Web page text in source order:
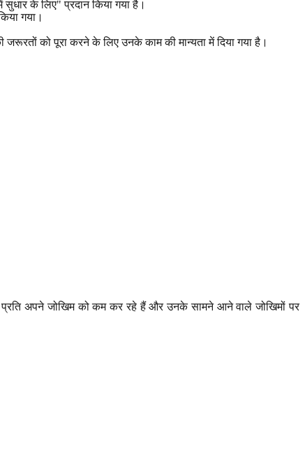
सुधार के लिए" प्रदान किया गया है।
गया।
को पूरा करने के लिए उनके काम की मान्यता में दिया गया है।
अपने जोखिम को कम कर रहे हैं और उनके सामने आने वाले जोखिमों पर